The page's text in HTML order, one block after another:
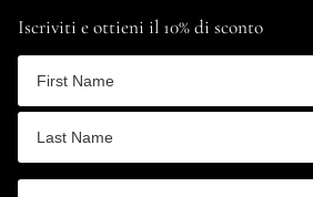
Iscriviti e ottieni il 10% di sconto